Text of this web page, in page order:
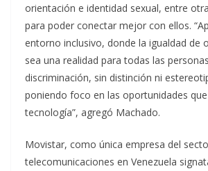
orientación e identidad sexual, entre
para poder conectar mejor con ellos.
entorno inclusivo, donde la igualdad de
sea una realidad para todas las
discriminación, sin distinción ni
poniendo foco en las oportunidades
tecnología”, agregó Machado.
Movistar, como única empresa del
telecomunicaciones en Venezuela